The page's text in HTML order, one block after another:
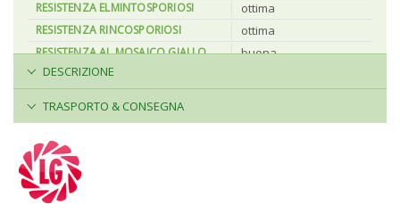
RESISTENZA ELMINTOSPORIOSI ottima
RESISTENZA RINCOSPORIOSI ottima
RESISTENZA AL MOSAICO GIALLO buona
PESO ETTOLITRICO
buono
UTILIZZO
DESCRIZIONE
TRASPORTO & CONSEGNA